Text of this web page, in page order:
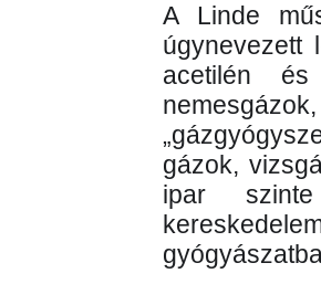
A Linde
úgynevezett
acetilén és
gázok,
ipar